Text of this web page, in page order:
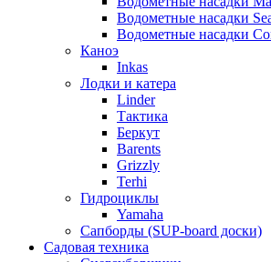
Водометные насадки
Водометные насадки
Каноэ
Inkas
Лодки и катера
Linder
Тактика
Беркут
Barents
Grizzly
Terhi
Гидроциклы
Yamaha
Сапборды (SUP-board доски)
Садовая техника